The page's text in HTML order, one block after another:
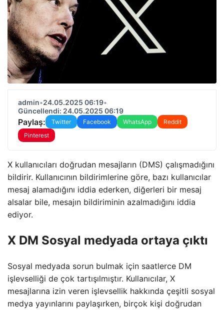
admin•24.05.2025 06:19•
Güncellendi: 24.05.2025 06:19
Paylaş: Twitter Facebook WhatsApp
Reddit
Pinterest
X kullanıcıları doğrudan mesajların (DMS) çalışmadığını
bildirir. Kullanıcının bildirimlerine göre, bazı kullanıcılar
mesaj alamadığını iddia ederken, diğerleri bir mesaj
alsalar bile, mesajın bildiriminin azalmadığını iddia
ediyor.
X DM Sosyal medyada ortaya çıktı
Sosyal medyada sorun bulmak için saatlerce DM
işlevselliği de çok tartışılmıştır. Kullanıcılar, X
mesajlarına izin veren işlevsellik hakkında çeşitli sosyal
medya yayınlarını paylaşırken, birçok kişi doğrudan